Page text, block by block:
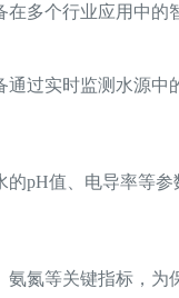
多个行业应用中的
过实时监测水源
pH值、电导率等
氮等关键指标，为